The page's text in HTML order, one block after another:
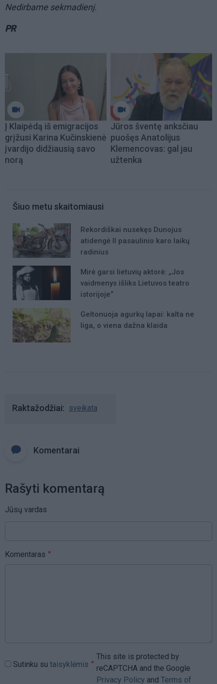
Nedirbame sekmadienį.
PR
Į Klaipėdą iš emigracijos
grįžusi Karina Kučinskienė
įvardijo didžiausią savo
norą
Jūros šventę anksčiau
puošęs Anatolijus
Klemencovas: gal jau
užtenka
Šiuo metu skaitomiausi
Rekordiškai nusekęs Dunojus
atidengė II pasaulinio karo laikų
radinius
Mirė garsi lietuvių aktorė: „Jos
vaidmenys išliks Lietuvos teatro
istorijoje“
Geltonuoja agurkų lapai: kalta ne
liga, o viena dažna klaida
Raktažodžiai sveikata
Komentarai
Rašyti komentarą
Jūsų vardas
Komentaras
Sutinku su taisyklėmis
This site is protected by
reCAPTCHA and the Google
Privacy Policy and Terms of